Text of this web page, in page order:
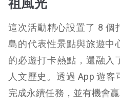
祖風光
這次活動精心設置了 8 個
島的代表性景點與旅遊中
的必遊打卡熱點，還融入
人文歷史。透過 App 遊客
完成永續任務，並有機會贏